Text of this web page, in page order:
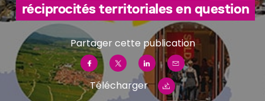
réciprocités territoriales en question
Partager cette publication
Télécharger